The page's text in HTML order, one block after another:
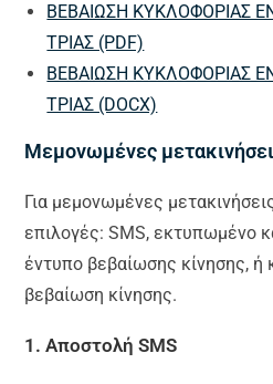
ΒΕΒΑΙΩΣΗ ΚΥΚΛΟΦΟΡΙΑΣ
ΤΡΙΑΣ (PDF)
ΒΕΒΑΙΩΣΗ ΚΥΚΛΟΦΟΡΙΑΣ
ΤΡΙΑΣ (DOCX)
Μεμονωμένες
Για μεμονωμένες
επιλογές: SMS, εκτυπωμένο
έντυπο βεβαίωσης κίνησης, ή
βεβαίωση κίνησης.
1. Αποστολή SMS